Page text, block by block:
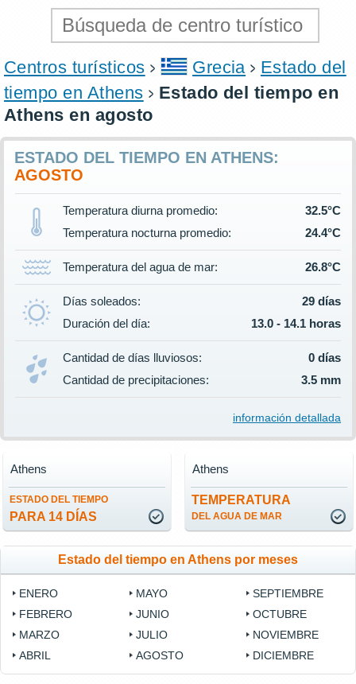
Centros turísticos Grecia
Estado del
tiempo en Athens
Estado del tiempo en
Athens en agosto
ESTADO DEL TIEMPO EN ATHENS:
AGOSTO
Temperatura diurna promedio:
32.5°C
Temperatura nocturna promedio:
24.4°C
Temperatura del agua de mar: 26.8°C
Días soleados:
29 días
Duración del día:
13.0 - 14.1 horas
Cantidad de días lluviosos:
0 días
Cantidad de precipitaciones:
3.5 mm
información detallada
ESTADO DEL TIEMPO
PARA 14 DÍAS
Athens
TEMPERATURA
DEL AGUA DE MAR
Athens
Estado del tiempo en Athens por meses
ENERO
FEBRERO
MARZO
ABRIL
MAYO
JUNIO
JULIO
AGOSTO
SEPTIEMBRE
OCTUBRE
NOVIEMBRE
DICIEMBRE